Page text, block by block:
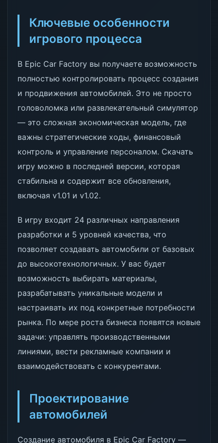
Ключевые особенности
игрового процесса
В Epic Car Factory вы получаете возможность
полностью контролировать процесс создания
и продвижения автомобилей. Это не просто
головоломка или развлекательный симулятор
— это сложная экономическая модель, где
важны стратегические ходы, финансовый
контроль и управление персоналом. Скачать
игру можно в последней версии, которая
стабильна и содержит все обновления,
включая v1.01 и v1.02.
В игру входит 24 различных направления
разработки и 5 уровней качества, что
позволяет создавать автомобили от базовых
до высокотехнологичных. У вас будет
возможность выбирать материалы,
разрабатывать уникальные модели и
настраивать их под конкретные потребности
рынка. По мере роста бизнеса появятся новые
задачи: управлять производственными
линиями, вести рекламные компании и
взаимодействовать с конкурентами.
Проектирование
автомобилей
Создание автомобиля в Epic Car Factory —